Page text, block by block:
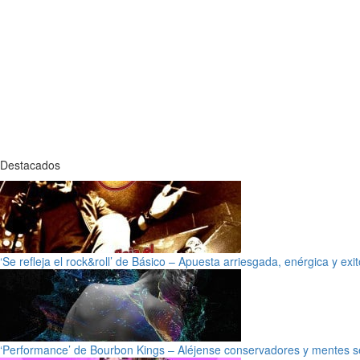
Destacados
‘Se refleja el rock&roll’ de Básico – Apuesta arriesgada, enérgica y
‘Performance’ de Bourbon Kings – Aléjense conservadores y mentes